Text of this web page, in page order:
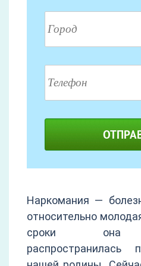
Наркомания —
относительно
сроки она